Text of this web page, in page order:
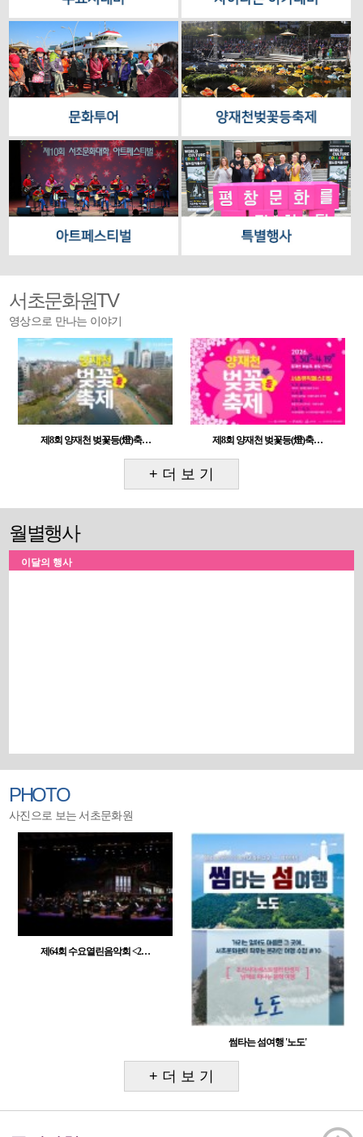
서초문화원TV
영상으로 만나는 이야기
제8회 양재천 벚꽃등(燈)축… 제8회 양재천 벚꽃등(燈)축…
+ 더 보 기
월별행사
이달의 행사
PHOTO
사진으로 보는 서초문화원
제64회 수요열린음악회 <2…
썸타는 섬여행 '노도'
+ 더 보 기